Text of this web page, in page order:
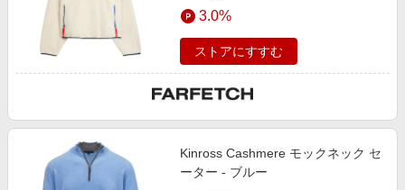
3.0%
ストアにすすむ
Kinross Cashmere モックネック セ
ーター - ブルー